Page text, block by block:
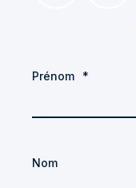
Prénom *
Nom